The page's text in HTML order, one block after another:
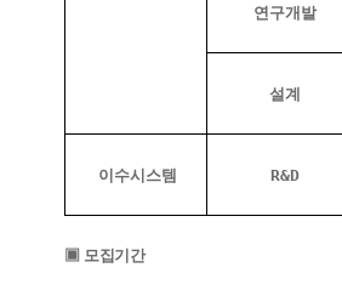
연구개발
설계
이수시스템 R&D
▣ 모집기간